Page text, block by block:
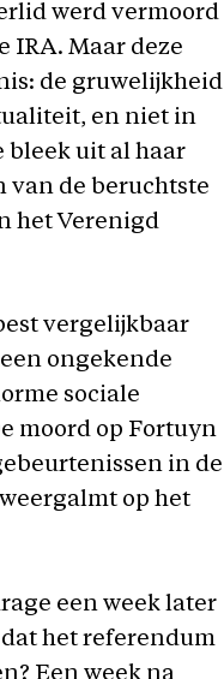
werd vermoord
IRA. Maar deze
de gruwelijkheid
en niet in
bleek uit al haar
van de beruchtste
het Verenigd
vergelijkbaar
ongekende
sociale
moord op Fortuyn
in de
op het
een week later
het referendum